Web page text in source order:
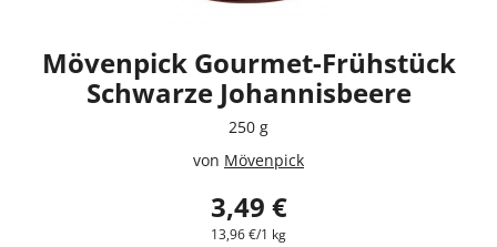
Mövenpick Gourmet-Frühstück
Schwarze Johannisbeere
250 g
von Mövenpick
3,49 €
13,96 €/1 kg